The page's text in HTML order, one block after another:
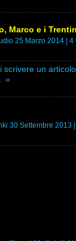
Marco e i
25 Marzo 2014 | 4
un
»
30 Settembre 2013 |